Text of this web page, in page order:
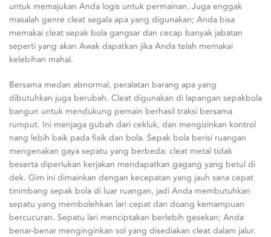
untuk memajukan Anda logis untuk permainan. Juga enggak
masalah genre cleat segala apa yang digunakan; Anda bisa
memakai cleat sepak bola gangsar dan cecap banyak jabatan
seperti yang akan Awak dapatkan jika Anda telah memakai
kelebihan mahal.
Bersama medan abnormal, peralatan barang apa yang
dibutuhkan juga berubah. Cleat digunakan di lapangan sepakbola
bangun untuk mendukung pemain berhasil traksi bersama
rumput. Ini menjaga gubah dari cekluk, dan mengizinkan kontrol
nang lebih baik pada fisik dan bola. Sepak bola berisi ruangan
mengenakan gaya sepatu yang berbeda: cleat metal tidak
beserta diperlukan kerjakan mendapatkan gagang yang betul di
dek. Gim ini dimainkan dengan kecepatan yang jauh sana cepat
tinimbang sepak bola di luar ruangan, jadi Anda membutuhkan
sepatu yang membolehkan lari cepat dan doang kemampuan
bercucuran. Sepatu lari menciptakan berlebih gesekan; Anda
benar-benar menginginkan sol yang disediakan cleat dalam jalur.